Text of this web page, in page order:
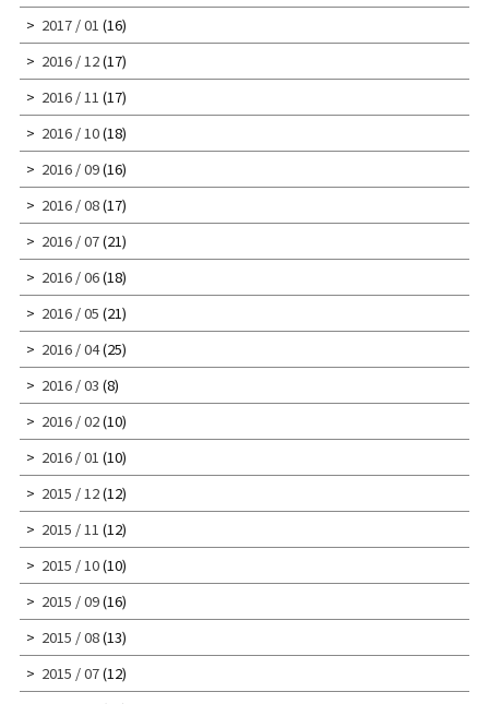
2017 / 01 (16)
2016 / 12(17)
2016 / 11 (17)
2016 / 10(18)
2016 / 09(16)
2016 / 08(17)
2016 / 07(21)
2016 / 06(18)
2016 / 05 (21)
2016 / 04(25)
2016 / 03 (8)
2016 / 02(10)
2016 / 01 (10)
2015 / 12(12)
2015 / 11 (12)
2015 / 10(10)
2015 / 09(16)
2015 / 08(13)
2015 / 07(12)